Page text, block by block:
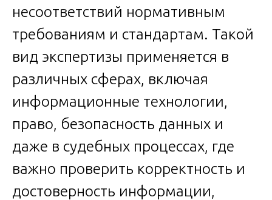
несоответствий нормативным
требованиям и стандартам. Такой
вид экспертизы применяется в
различных сферах, включая
информационные технологии,
право, безопасность данных и
даже в судебных процессах, где
важно проверить корректность и
достоверность информации,